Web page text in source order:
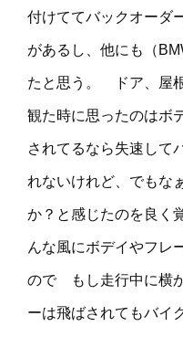
付けててバックオーダ
があるし、他にも（
たと思う。 ドア、屋
観た時に思ったのはボ
されてるなら失速して
れないけれど、でもな
か？と感じたのを良
んな風にボデイやフレ
ので もし走行中に横
ーは飛ばされてもバイ